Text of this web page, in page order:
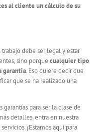
al cliente un cálculo de su
debe ser legal y estar
sino porque cualquier tipo
garantía. Eso quiere decir que
que se ha realizado una
garantías para ser la clase de
detalles, entra en nuestra
¡Estamos aquí para